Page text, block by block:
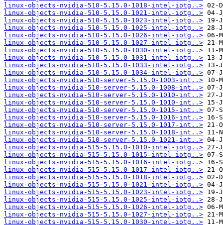
linux-objects-nvidia-510-5.15.0-1018-intel-iotg..>
linux-objects-nvidia-510-5.15.0-1021-intel-iotg..>
linux-objects-nvidia-510-5.15.0-1023-intel-iotg..>
linux-objects-nvidia-510-5.15.0-1025-intel-iotg..>
linux-objects-nvidia-510-5.15.0-1026-intel-iotg..>
linux-objects-nvidia-510-5.15.0-1027-intel-iotg..>
linux-objects-nvidia-510-5.15.0-1030-intel-iotg..>
linux-objects-nvidia-510-5.15.0-1031-intel-iotg..>
linux-objects-nvidia-510-5.15.0-1033-intel-iotg..>
linux-objects-nvidia-510-5.15.0-1034-intel-iotg..>
linux-objects-nvidia-510-server-5.15.0-1003-int..>
linux-objects-nvidia-510-server-5.15.0-1008-int..>
linux-objects-nvidia-510-server-5.15.0-1010-int..>
linux-objects-nvidia-510-server-5.15.0-1010-int..>
linux-objects-nvidia-510-server-5.15.0-1015-int..>
linux-objects-nvidia-510-server-5.15.0-1016-int..>
linux-objects-nvidia-510-server-5.15.0-1017-int..>
linux-objects-nvidia-510-server-5.15.0-1018-int..>
linux-objects-nvidia-510-server-5.15.0-1021-int..>
linux-objects-nvidia-515-5.15.0-1010-intel-iotg..>
linux-objects-nvidia-515-5.15.0-1015-intel-iotg..>
linux-objects-nvidia-515-5.15.0-1016-intel-iotg..>
linux-objects-nvidia-515-5.15.0-1017-intel-iotg..>
linux-objects-nvidia-515-5.15.0-1018-intel-iotg..>
linux-objects-nvidia-515-5.15.0-1021-intel-iotg..>
linux-objects-nvidia-515-5.15.0-1023-intel-iotg..>
linux-objects-nvidia-515-5.15.0-1025-intel-iotg..>
linux-objects-nvidia-515-5.15.0-1026-intel-iotg..>
linux-objects-nvidia-515-5.15.0-1027-intel-iotg..>
linux-objects-nvidia-515-5.15.0-1030-intel-iotg..>